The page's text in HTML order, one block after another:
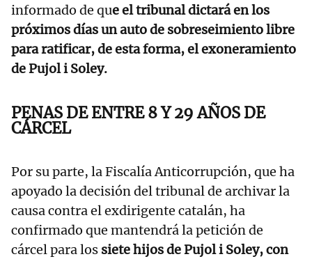
informado de que el tribunal dictará en los
próximos días un auto de sobreseimiento libre
para ratificar, de esta forma, el exoneramiento
de Pujol i Soley.
PENAS DE ENTRE 8 Y 29 AÑOS DE
CÁRCEL
Por su parte, la Fiscalía Anticorrupción, que ha
apoyado la decisión del tribunal de archivar la
causa contra el exdirigente catalán, ha
confirmado que mantendrá la petición de
cárcel para los siete hijos de Pujol i Soley, con